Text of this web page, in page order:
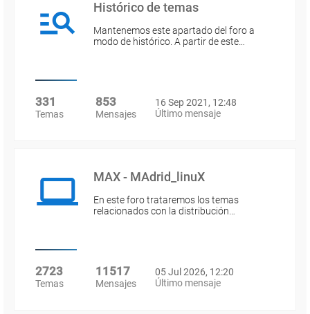
Histórico de temas
Mantenemos este apartado del foro a
modo de histórico. A partir de este…
331
Temas
853
Mensajes
16 Sep 2021, 12:48
Último mensaje
MAX - MAdrid_linuX
En este foro trataremos los temas
relacionados con la distribución…
2723
Temas
11517
Mensajes
05 Jul 2026, 12:20
Último mensaje